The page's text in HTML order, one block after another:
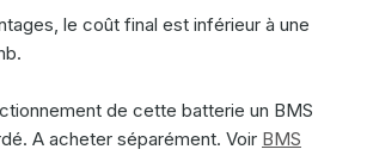
le coût final est inférieur à une
de cette batterie un BMS
A acheter séparément. Voir BMS